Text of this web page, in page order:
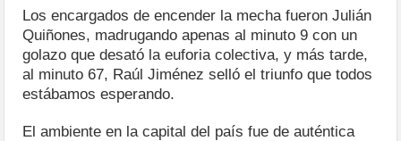
Los encargados de encender la mecha fueron Julián
Quiñones, madrugando apenas al minuto 9 con un
golazo que desató la euforia colectiva, y más tarde,
al minuto 67, Raúl Jiménez selló el triunfo que todos
estábamos esperando.
El ambiente en la capital del país fue de auténtica